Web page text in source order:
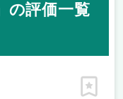
の評価一覧
ピン留